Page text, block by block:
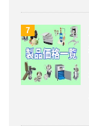
7